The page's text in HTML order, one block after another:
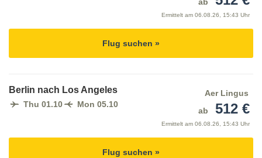
ab
Ermittelt am 06.08.26, 15:43 Uhr
Flug suchen »
Berlin nach Los Angeles
Thu 01.10 Mon 05.10
Aer Lingus
ab
512 €
Ermittelt am 06.08.26, 15:43 Uhr
Flug suchen »